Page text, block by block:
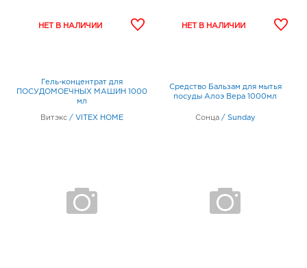
Гель-концентрат для
ПОСУДОМОЕЧНЫХ МАШИН 1000
мл
Витэкс / VITEX HOME
Средство Бальзам для мытья
посуды Алоэ Вера 1000мл
Сонца / Sunday